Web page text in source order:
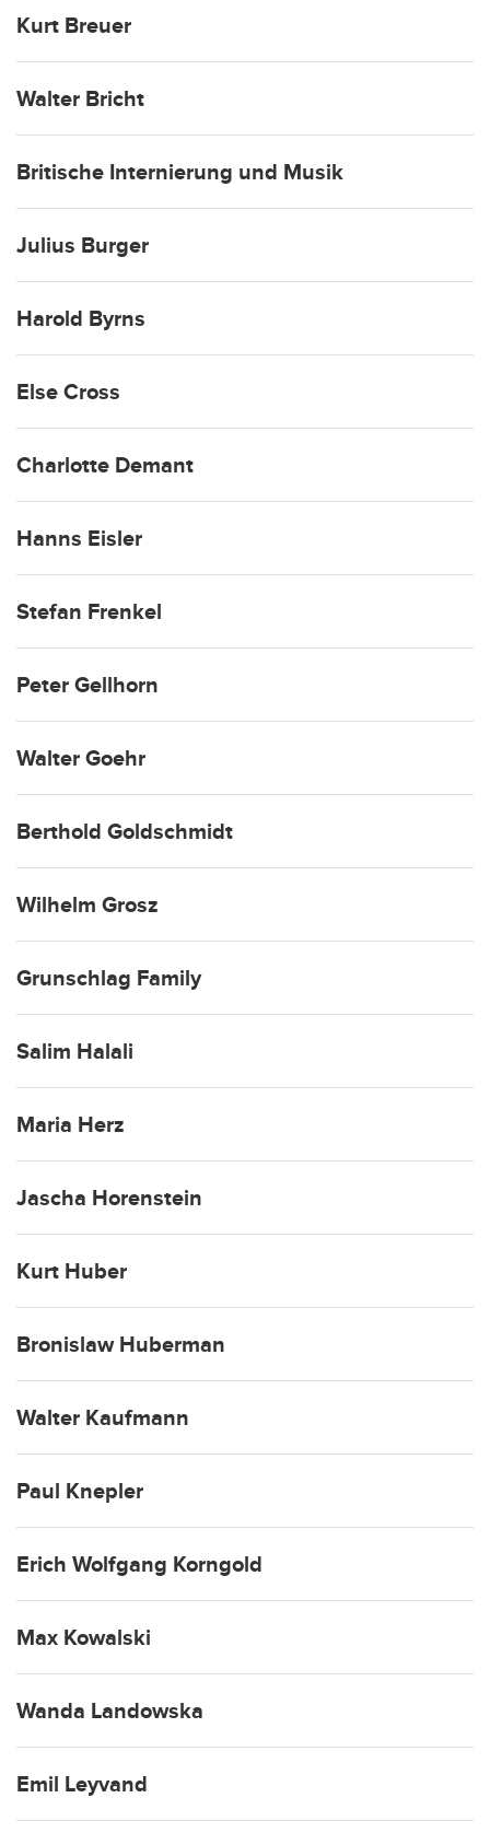
Kurt Breuer
Walter Bricht
Britische Internierung und Musik
Julius Burger
Harold Byrns
Else Cross
Charlotte Demant
Hanns Eisler
Stefan Frenkel
Peter Gellhorn
Walter Goehr
Berthold Goldschmidt
Wilhelm Grosz
Grunschlag Family
Salim Halali
Maria Herz
Jascha Horenstein
Kurt Huber
Bronislaw Huberman
Walter Kaufmann
Paul Knepler
Erich Wolfgang Korngold
Max Kowalski
Wanda Landowska
Emil Leyvand